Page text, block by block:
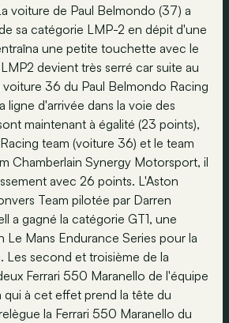
voiture de Paul Belmondo (37) a
sa catégorie LMP-2 en dépit d'une
une petite touchette avec le
devient très serré car suite au
voiture 36 du Paul Belmondo Racing
ligne d'arrivée dans la voie des
maintenant à égalité (23 points),
team (voiture 36) et le team
Chamberlain Synergy Motorsport, il
avec 26 points. L'Aston
Team pilotée par Darren
a gagné la catégorie GT1, une
Le Mans Endurance Series pour la
Les second et troisième de la
Ferrari 550 Maranello de l'équipe
qui à cet effet prend la tête du
la Ferrari 550 Maranello du